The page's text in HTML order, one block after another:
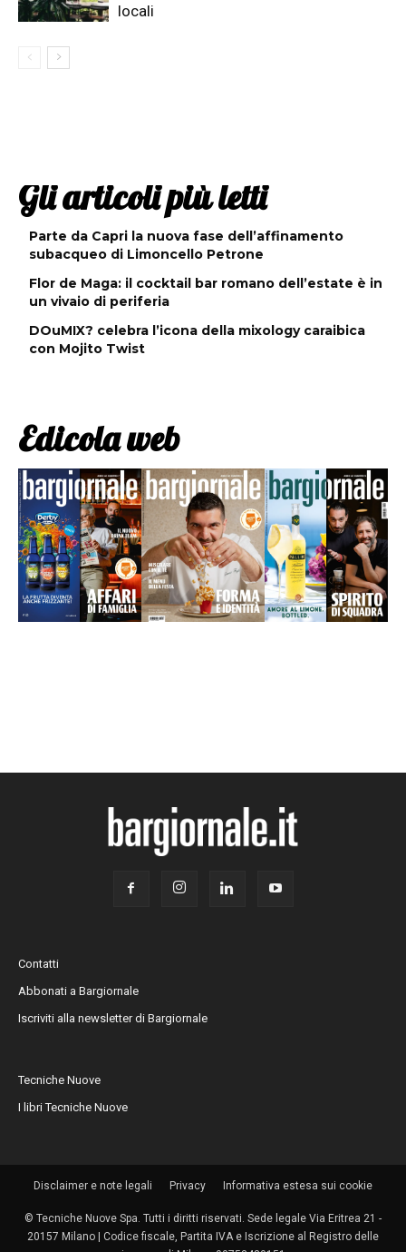
locali
Gli articoli più letti
Parte da Capri la nuova fase dell’affinamento
subacqueo di Limoncello Petrone
Flor de Maga: il cocktail bar romano dell’estate è in
un vivaio di periferia
DOuMIX? celebra l’icona della mixology caraibica
con Mojito Twist
Edicola web
Contatti
Abbonati a Bargiornale
Iscriviti alla newsletter di Bargiornale
Tecniche Nuove
I libri Tecniche Nuove
Disclaimer e note legali Privacy Informativa estesa sui cookie
© Tecniche Nuove Spa. Tutti i diritti riservati. Sede legale Via Eritrea 21 -
20157 Milano | Codice fiscale, Partita IVA e Iscrizione al Registro delle